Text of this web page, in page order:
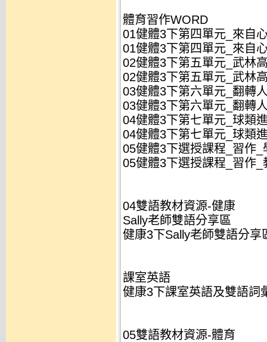
體育習作WORD
01健體3下第四單元_來自
01健體3下第四單元_來自
02健體3下第五單元_武林
02健體3下第五單元_武林
03健體3下第六單元_翻轉
03健體3下第六單元_翻轉
04健體3下第七單元_球類
04健體3下第七單元_球類
05健體3下選授課程_習作_
05健體3下選授課程_習作_
04雙語教材資源-健康
Sally老師雙語分享區
健康3下Sally老師雙語分享
課室英語
健康3下課室英語及雙語詞
05雙語教材資源-體育